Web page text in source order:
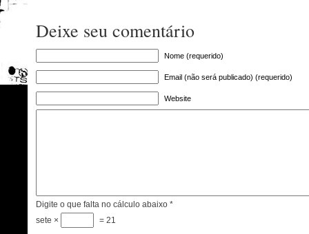
Deixe seu comentário
Nome (requerido)
Email (não será publicado) (requerido)
Website
Digite o que falta no cálculo abaixo *
sete ×
= 21